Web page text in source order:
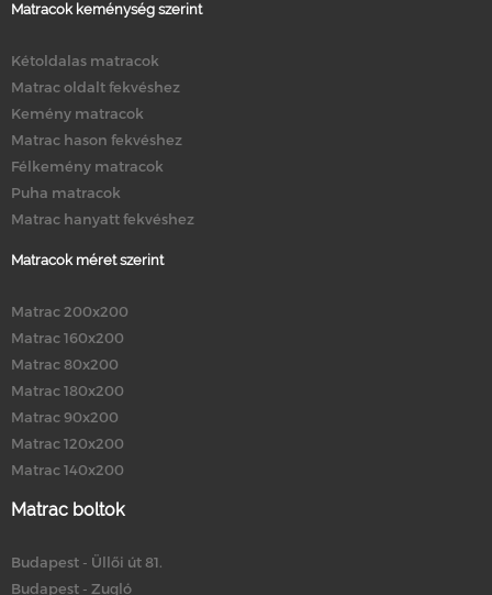
Matracok keménység szerint
Kétoldalas matracok
Matrac oldalt fekvéshez
Kemény matracok
Matrac hason fekvéshez
Félkemény matracok
Puha matracok
Matrac hanyatt fekvéshez
Matracok méret szerint
Matrac 200x200
Matrac 160x200
Matrac 80x200
Matrac 180x200
Matrac 90x200
Matrac 120x200
Matrac 140x200
Matrac boltok
Budapest - Üllői út 81.
Budapest - Zugló